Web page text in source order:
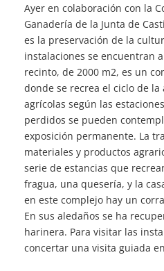
Ayer en colaboración con la
Ganadería de la Junta de
es la preservación de la
instalaciones se encuentran
recinto, de 2000 m2, es un
donde se recrea el ciclo de
agrícolas según las
perdidos se pueden
exposición permanente. La
materiales y productos
serie de estancias que
fragua, una quesería, y la
en este complejo hay un
En sus aledaños se ha
harinera. Para visitar las
concertar una visita guiada